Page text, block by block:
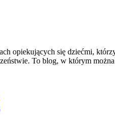
opiekujących się dziećmi,
To blog, w którym